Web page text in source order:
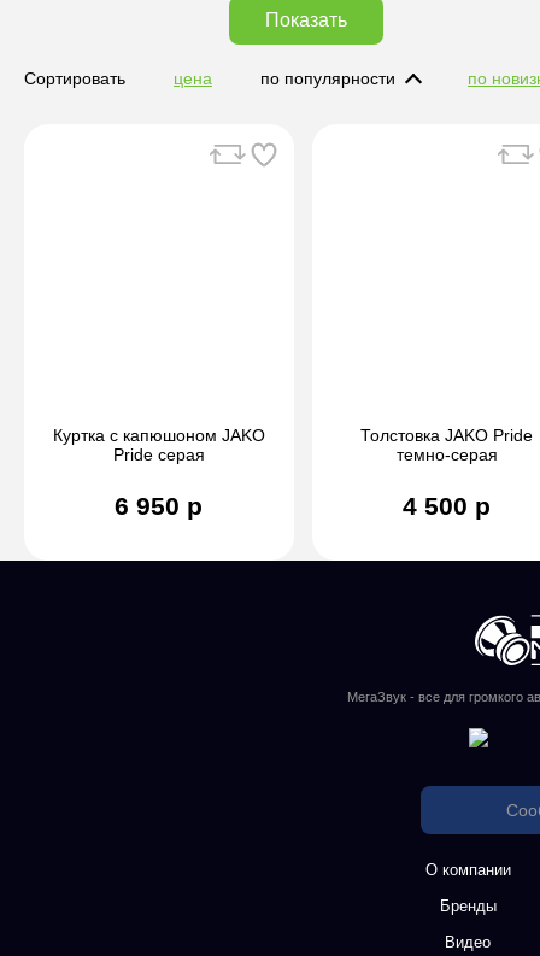
Показать
Сортировать цена по популярности по
Куртка с капюшоном JAKO
Pride серая
6 950 р
Толстовка JAKO Pride
темно-серая
4 500 р
МегаЗвук - все для громкого
О компании
Бренды
Видео